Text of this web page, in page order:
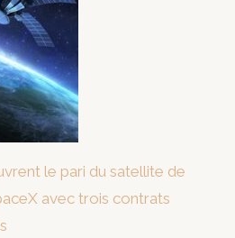
le pari du satellite de
avec trois contrats